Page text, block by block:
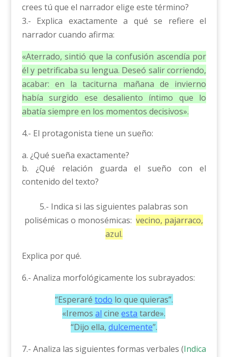
crees tú que el narrador elige este término?
3.- Explica exactamente a qué se refiere el
narrador cuando afirma:
«Aterrado, sintió que la confusión ascendía por
él y petrificaba su lengua. Deseó salir corriendo,
acabar: en la taciturna mañana de invierno
había surgido ese desaliento íntimo que lo
abatía siempre en los momentos decisivos».
4.- El protagonista tiene un sueño:
¿Qué sueña exactamente?
¿Qué relación guarda el sueño con el
contenido del texto?
5.- Indica si las siguientes palabras son
polisémicas o monosémicas:vecino, pajarraco,
azul.
Explica por qué.
6.- Analiza morfológicamente los subrayados:
“Esperaré todo lo que quieras”.
«Iremosal cineesta tarde».
“Dijo ella, dulcemente”.
7.- Analiza las siguientes formas verbales (Indica